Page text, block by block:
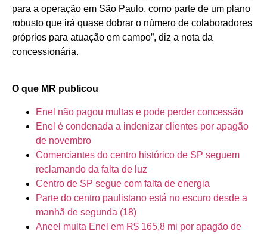
para a operação em São Paulo, como parte de um plano
robusto que irá quase dobrar o número de colaboradores
próprios para atuação em campo”, diz a nota da
concessionária.
O que MR publicou
Enel não pagou multas e pode perder concessão
Enel é condenada a indenizar clientes por apagão
de novembro
Comerciantes do centro histórico de SP seguem
reclamando da falta de luz
Centro de SP segue com falta de energia
Parte do centro paulistano está no escuro desde a
manhã de segunda (18)
Aneel multa Enel em R$ 165,8 mi por apagão de